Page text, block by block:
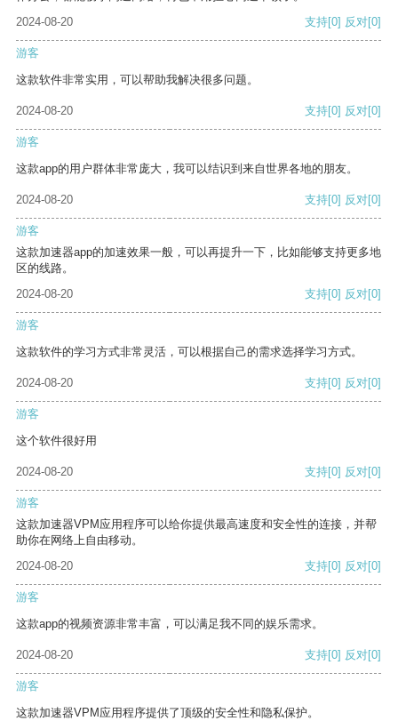
2024-08-20
支持[0] 反对[0]
游客
这款软件非常实用，可以帮助我解决很多问题。
2024-08-20 支持[0] 反对[0]
游客
这款app的用户群体非常庞大，我可以结识到来自世界各地的朋友。
2024-08-20 支持[0] 反对[0]
游客
这款加速器app的加速效果一般，可以再提升一下，比如能够支持更多地
区的线路。
2024-08-20
支持[0] 反对[0]
游客
这款软件的学习方式非常灵活，可以根据自己的需求选择学习方式。
2024-08-20 支持[0] 反对[0]
游客
这个软件很好用
2024-08-20 支持[0] 反对[0]
游客
这款加速器VPM应用程序可以给你提供最高速度和安全性的连接，并帮
助你在网络上自由移动。
2024-08-20
支持[0] 反对[0]
游客
这款app的视频资源非常丰富，可以满足我不同的娱乐需求。
2024-08-20 支持[0] 反对[0]
游客
这款加速器VPM应用程序提供了顶级的安全性和隐私保护。